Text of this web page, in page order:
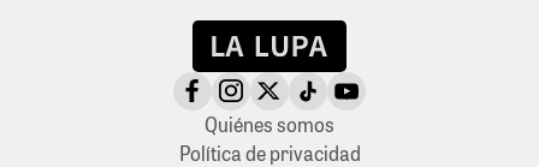
Quiénes somos
Política de privacidad